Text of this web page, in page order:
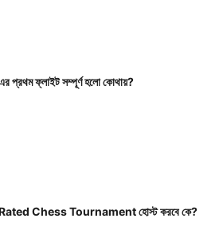
ফ্লাইট সম্পূর্ণ হলো কোথায়?
Chess Tournament হোস্ট করবে কে?